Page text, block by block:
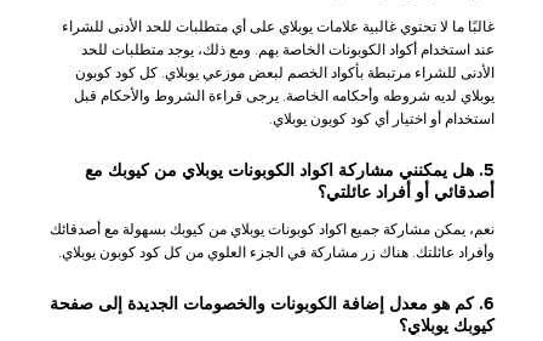
غالبًا ما لا تحتوي غالبية علامات يوبلاي على أي متطلبات للحد الأدنى للشراء
عند استخدام أكواد الكوبونات الخاصة بهم. ومع ذلك، يوجد متطلبات للحد
الأدنى للشراء مرتبطة بأكواد الخصم لبعض موزعي يوبلاي. كل كود كوبون
يوبلاي لديه شروطه وأحكامه الخاصة. يرجى قراءة الشروط والأحكام قبل
استخدام أو اختيار أي كود كوبون يوبلاي.
5. هل يمكنني مشاركة اكواد الكوبونات يوبلاي من كيوبك مع
أصدقائي أو أفراد عائلتي؟
نعم، يمكن مشاركة جميع اكواد كوبونات يوبلاي من كيوبك بسهولة مع أصدقائك
وأفراد عائلتك. هناك زر مشاركة في الجزء العلوي من كل كود كوبون يوبلاي.
6. كم هو معدل إضافة الكوبونات والخصومات الجديدة إلى صفحة
كيوبك يوبلاي؟